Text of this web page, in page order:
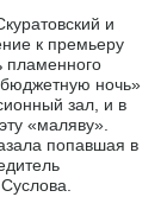
и
к премьеру
пламенного
ночь»
зал, и в
«маляву».
попавшая в